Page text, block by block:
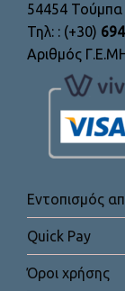
54454 Τούμπα
Τηλ: : (+30)
Αριθμός
Εντοπισμός
Quick Pay
Όροι χρήσης